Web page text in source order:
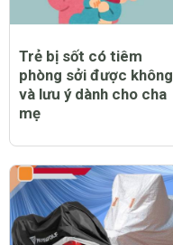
Trẻ bị sốt có tiêm
phòng sởi được không
và lưu ý dành cho cha
mẹ